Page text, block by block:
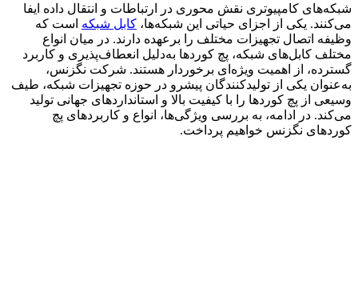
شبکه‌های کامپیوتری نقش محوری در ارتباطات و انتقال داده ایفا
می‌کنند. یکی از اجزای حیاتی این شبکه‌ها، کابل‌ شبکه‌ است که
وظیفه اتصال تجهیزات مختلف را برعهده دارند. در میان انواع
مختلف کابل‌های شبکه، پچ کوردها به‌دلیل انعطاف‌پذیری و کاربرد
گسترده، از اهمیت ویژه‌ای برخوردار هستند. شرکت نگزنس،
به‌عنوان یکی از تولیدکنندگان پیشرو در حوزه تجهیزات شبکه، طیف
وسیعی از پچ کوردها را با کیفیت بالا و استانداردهای جهانی تولید
می‌کند. در ادامه، به بررسی ویژگی‌ها، انواع و کاربردهای پچ
کوردهای نگزنس خواهیم پرداخت.